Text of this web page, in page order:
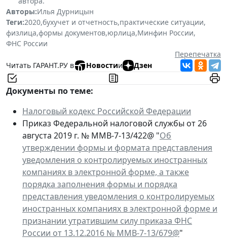
Авторы:Илья Дурницын
Теги:2020,бухучет и отчетность,практические ситуации,
физлица,формы документов,юрлица,Минфин России,
ФНС России
Перепечатка
Читать ГАРАНТ.РУ в
Новостии Дзен
Документы по теме:
Налоговый кодекс Российской Федерации
Приказ Федеральной налоговой службы от 26
августа 2019 г. № ММВ-7-13/422@ "Об
утверждении формы и формата представления
уведомления о контролируемых иностранных
компаниях в электронной форме, а также
порядка заполнения формы и порядка
представления уведомления о контролируемых
иностранных компаниях в электронной форме и
признании утратившим силу приказа ФНС
России от 13.12.2016 № ММВ-7-13/679@"